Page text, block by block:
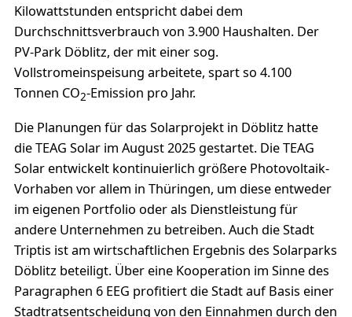
Kilowattstunden entspricht dabei dem
Durchschnittsverbrauch von 3.900 Haushalten. Der
PV-Park Döblitz, der mit einer sog.
Vollstromeinspeisung arbeitete, spart so 4.100
Tonnen CO2-Emission pro Jahr.
Die Planungen für das Solarprojekt in Döblitz hatte
die TEAG Solar im August 2025 gestartet. Die TEAG
Solar entwickelt kontinuierlich größere Photovoltaik-
Vorhaben vor allem in Thüringen, um diese entweder
im eigenen Portfolio oder als Dienstleistung für
andere Unternehmen zu betreiben. Auch die Stadt
Triptis ist am wirtschaftlichen Ergebnis des Solarparks
Döblitz beteiligt. Über eine Kooperation im Sinne des
Paragraphen 6 EEG profitiert die Stadt auf Basis einer
Stadtratsentscheidung von den Einnahmen durch den